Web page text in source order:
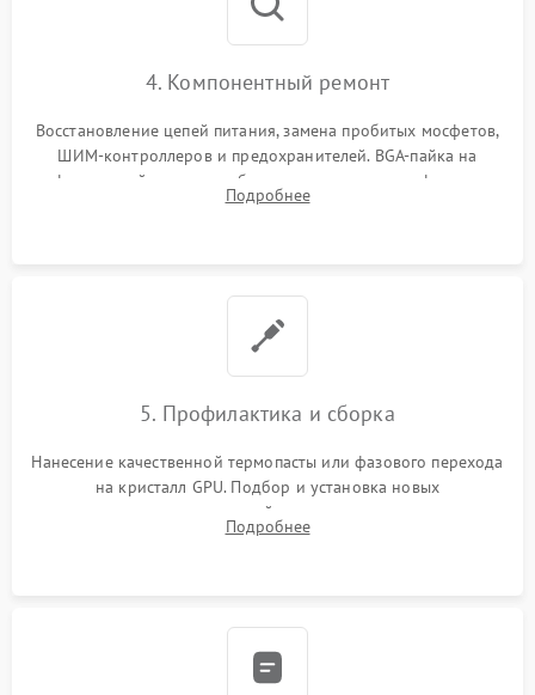
4. Компонентный ремонт
Восстановление цепей питания, замена пробитых мосфетов,
ШИМ-контроллеров и предохранителей. BGA-пайка на
инфракрасной станции реболлинг или замена графического
чипа и дефектной памяти GDDR. Прошивка BIOS
Подробнее
5. Профилактика и сборка
Нанесение качественной термопасты или фазового перехода
на кристалл GPU. Подбор и установка новых
термопрокладок правильной толщины на память и цепи
питания. Монтаж радиатора и бэкплейта, подключение и
Подробнее